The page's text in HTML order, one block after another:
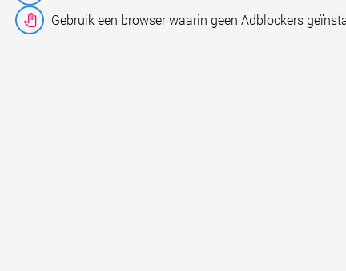
Gebruik een browser waarin geen Adblockers